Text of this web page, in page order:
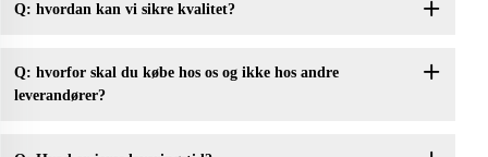
Q: hvordan kan vi sikre kvalitet?
Q: hvorfor skal du købe hos os og ikke hos andre
leverandører?